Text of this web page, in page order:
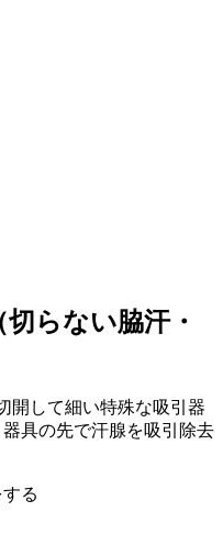
らない脇汗・
開して細い特殊な吸引器
具の先で汗腺を吸引除去
る